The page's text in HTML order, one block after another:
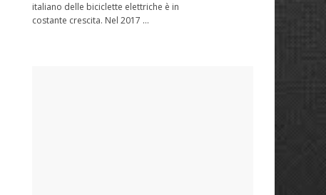
italiano delle biciclette elettriche è in
costante crescita. Nel 2017 …